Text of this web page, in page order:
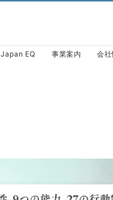
Japan EQ 事業案内 会社